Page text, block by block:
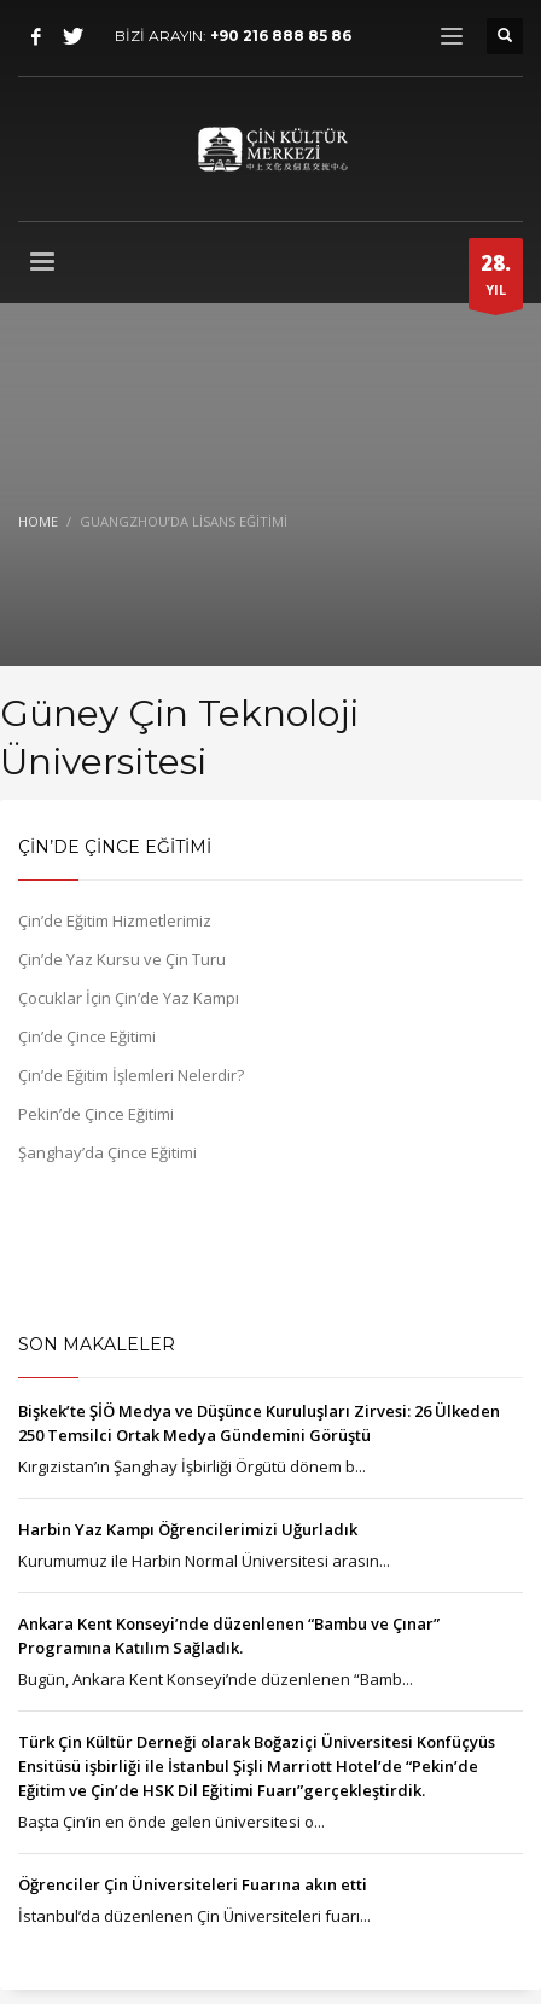
BİZİ ARAYIN: +90 216 888 85 86
28.
YIL
HOME GUANGZHOU’DA LISANS EĞITIMI
Güney Çin Teknoloji
Üniversitesi
ÇİN’DE ÇİNCE EĞİTİMİ
Çin’de Eğitim Hizmetlerimiz
Çin’de Yaz Kursu ve Çin Turu
Çocuklar İçin Çin’de Yaz Kampı
Çin’de Çince Eğitimi
Çin’de Eğitim İşlemleri Nelerdir?
Pekin’de Çince Eğitimi
Şanghay’da Çince Eğitimi
SON MAKALELER
Bişkek’te ŞİÖ Medya ve Düşünce Kuruluşları Zirvesi: 26 Ülkeden
250 Temsilci Ortak Medya Gündemini Görüştü
Kırgızistan’ın Şanghay İşbirliği Örgütü dönem b...
Harbin Yaz Kampı Öğrencilerimizi Uğurladık
Kurumumuz ile Harbin Normal Üniversitesi arasın...
Ankara Kent Konseyi’nde düzenlenen “Bambu ve Çınar”
Programına Katılım Sağladık.
Bugün, Ankara Kent Konseyi’nde düzenlenen “Bamb...
Türk Çin Kültür Derneği olarak Boğaziçi Üniversitesi Konfüçyüs
Ensitüsü işbirliği ile İstanbul Şişli Marriott Hotel’de “Pekin’de
Eğitim ve Çin’de HSK Dil Eğitimi Fuarı”gerçekleştirdik.
Başta Çin’in en önde gelen üniversitesi o...
Öğrenciler Çin Üniversiteleri Fuarına akın etti
İstanbul’da düzenlenen Çin Üniversiteleri fuarı...